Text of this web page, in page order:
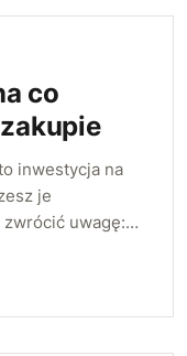
co
inwestycja na
je
zwrócić uwagę: